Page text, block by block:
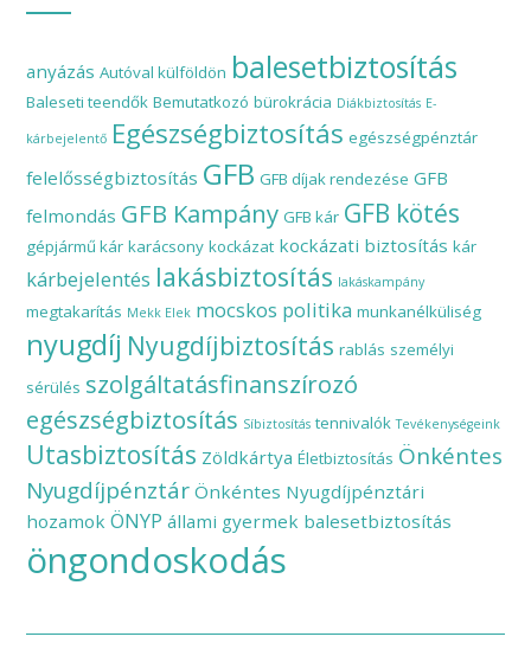
anyázás Autóval külföldön balesetbiztosítás
Baleseti teendők Bemutatkozó bürokrácia Diákbiztosítás E-
kárbejelentő Egészségbiztosítás egészségpénztár
felelősségbiztosítás GFB GFB díjak rendezése GFB
felmondás GFB Kampány GFB kár GFB kötés
gépjármű kár karácsony kockázat kockázati biztosítás kár
kárbejelentés lakásbiztosítás lakáskampány
megtakarítás Mekk Elek mocskos politika munkanélküliség
nyugdíj Nyugdíjbiztosítás rablás személyi
sérülés szolgáltatásfinanszírozó
egészségbiztosítás Síbiztosítás tennivalók Tevékenységeink
Utasbiztosítás Zöldkártya Életbiztosítás Önkéntes
Nyugdíjpénztár Önkéntes Nyugdíjpénztári
hozamok ÖNYP állami gyermek balesetbiztosítás
öngondoskodás